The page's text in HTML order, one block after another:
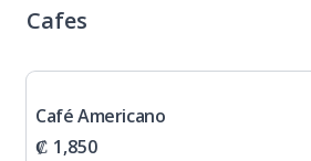
Cafes
Café Americano
₡ 1,850